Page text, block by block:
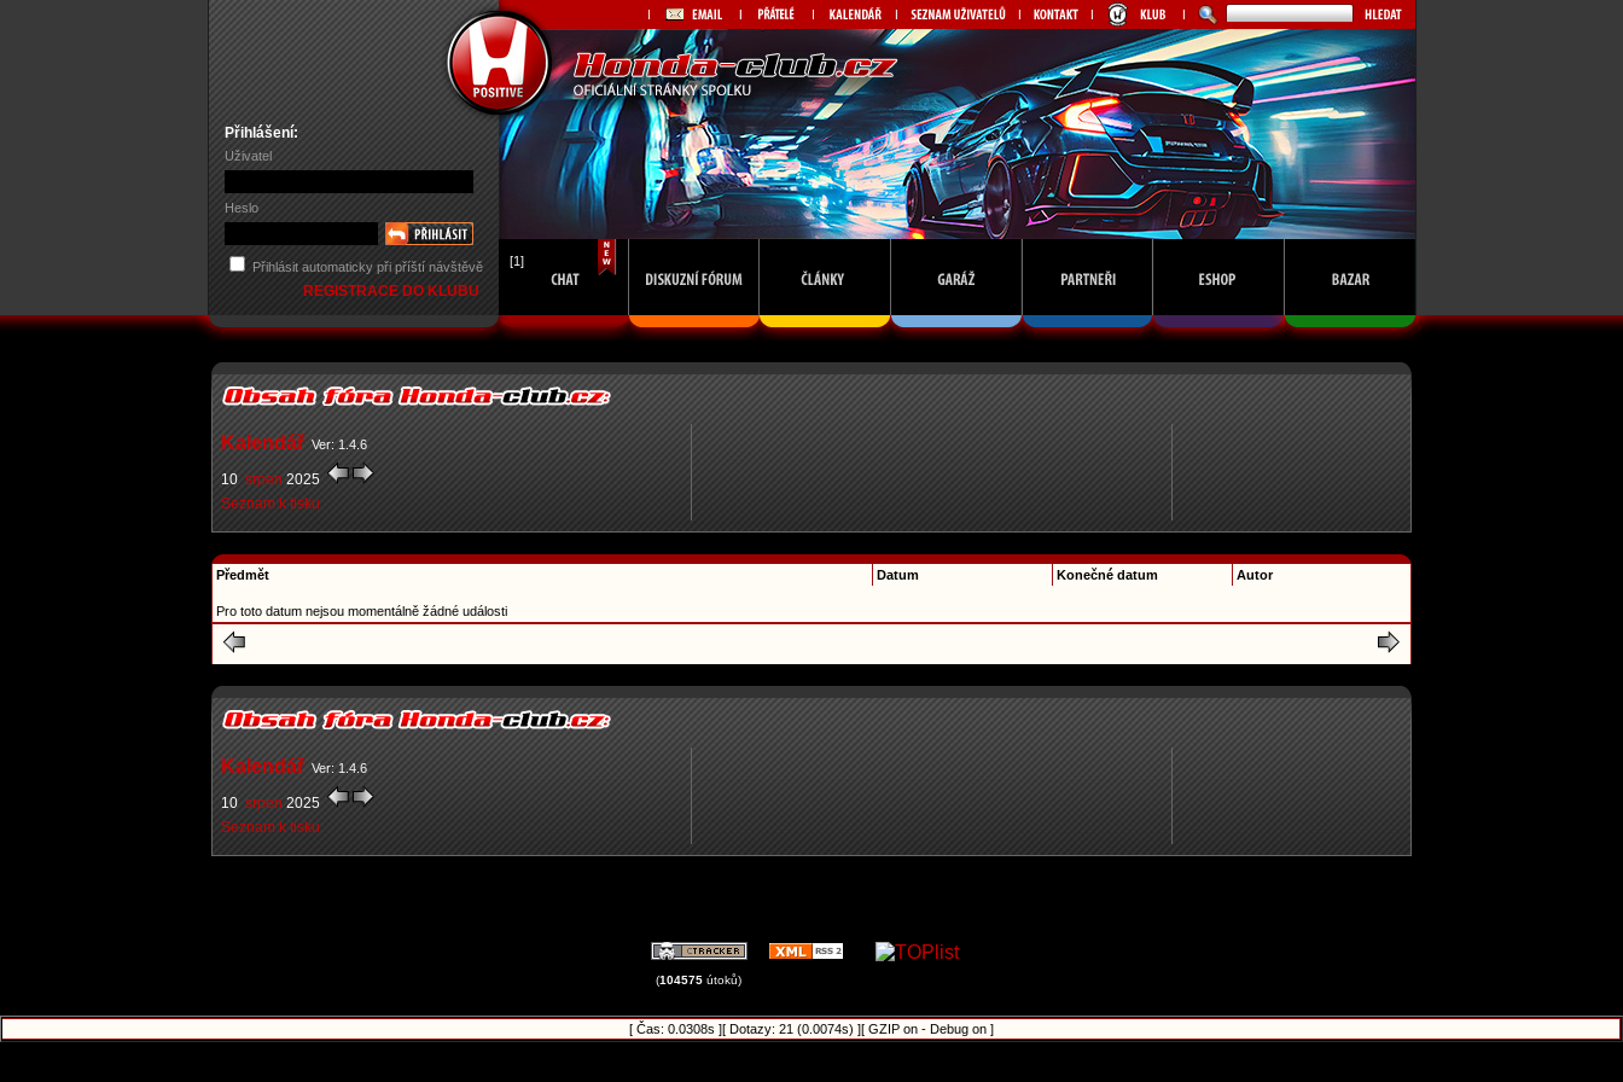
Přihlášení:
Uživatel
Heslo
Přihlásit automaticky při příští návštěvě
REGISTRACE DO KLUBU
[1]
Kalendář Ver: 1.4.6
10 srpen 2025
Seznam k tisku
Předmět Datum Konečné datum Autor
Pro toto datum nejsou momentálně žádné události
Kalendář Ver: 1.4.6
10 srpen 2025
Seznam k tisku
(104575 útoků)
[ Čas: 0.0308s ][ Dotazy: 21 (0.0074s) ][ GZIP on - Debug on ]